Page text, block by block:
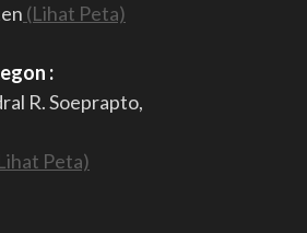
(Lihat Peta)
:
R. Soeprapto,
Peta)